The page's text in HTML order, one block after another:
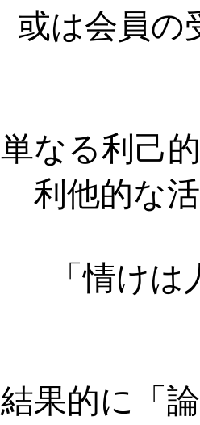
或は会員の
単なる利己
利他的な
「情け
結果的に「